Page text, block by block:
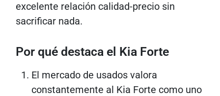
excelente relación calidad-precio sin
sacrificar nada.
Por qué destaca el Kia Forte
El mercado de usados ​​valora
constantemente al Kia Forte como uno